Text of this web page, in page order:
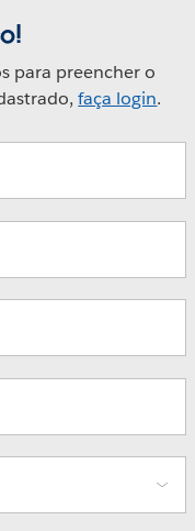
Re
para preencher o
faça login.